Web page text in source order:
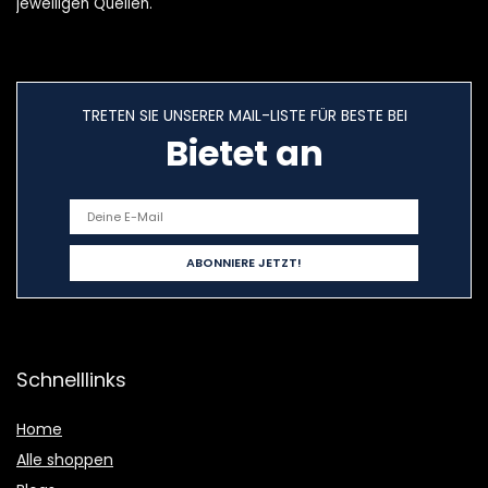
TRETEN SIE UNSERER MAIL-LISTE FÜR BESTE BEI
Bietet an
Schnelllinks
Home
Alle shoppen